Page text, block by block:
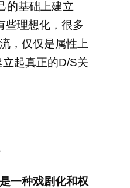
的基础上建立
些理想化，很多
，仅仅是属性上
起真正的D/S关
一种戏剧化和权